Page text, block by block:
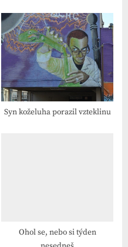
Syn koželuha porazil vzteklinu
Ohol se, nebo si týden